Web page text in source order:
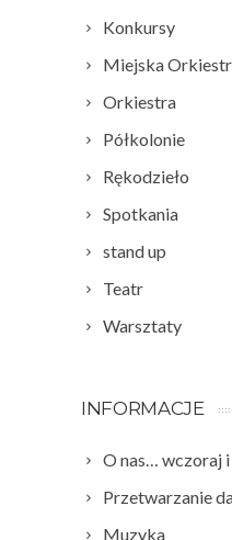
Konkursy
Miejska
Orkiestra
Półkolonie
Rękodzieło
Spotkania
stand up
Teatr
Warsztaty
INFORMACJE
O nas… wczoraj
Przetwarzanie
Muzyka